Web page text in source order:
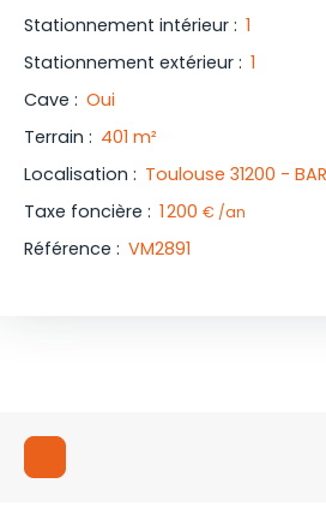
Stationnement intérieur : 1
Stationnement extérieur : 1
Cave : Oui
Terrain : 401 m²
Localisation : Toulouse 31200 -
Taxe foncière : 1 200 € /an
Référence : VM2891